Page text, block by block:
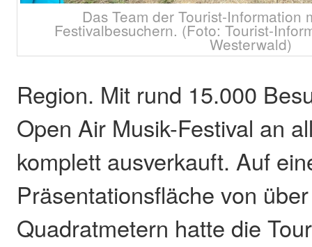
Das Team der Tourist-Information
Festivalbesuchern. (Foto: Tourist-
Westerwald)
Region. Mit rund 15.000
Open Air Musik-Festival an
komplett ausverkauft. Auf
Präsentationsfläche von
Quadratmetern hatte die